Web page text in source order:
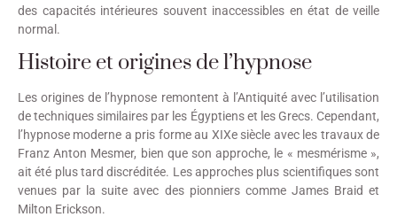
des capacités intérieures souvent inaccessibles en état de veille
normal.
Histoire et origines de l’hypnose
Les origines de l’hypnose remontent à l’Antiquité avec l’utilisation
de techniques similaires par les Égyptiens et les Grecs. Cependant,
l’hypnose moderne a pris forme au XIXe siècle avec les travaux de
Franz Anton Mesmer, bien que son approche, le « mesmérisme »,
ait été plus tard discréditée. Les approches plus scientifiques sont
venues par la suite avec des pionniers comme James Braid et
Milton Erickson.